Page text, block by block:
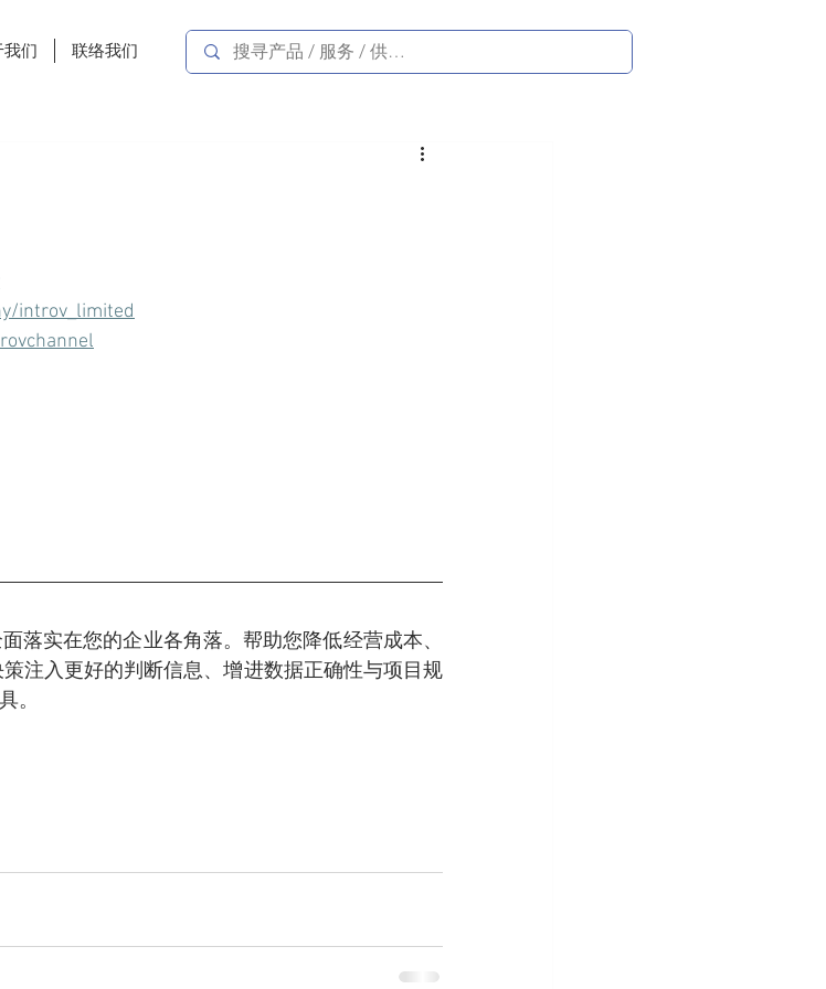
我们 联络我们
introv_limited
落实在您的企业各角落。帮助您降低经营成本、
注入更好的判断信息、增进数据正确性与项目规
。